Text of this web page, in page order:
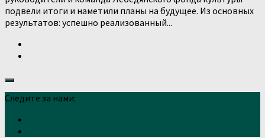
подвели итоги и наметили планы на будущее. Из основных
результатов: успешно реализованный...
Следите за нами: